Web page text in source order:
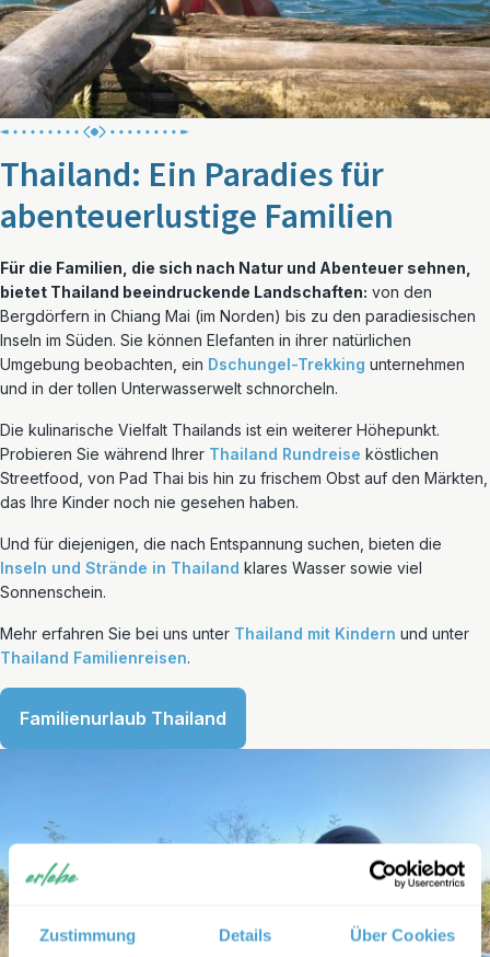
Zustimmung Details Über Cookies
Thailand: Ein Paradies für
abenteuerlustige Familien
Für die Familien, die sich nach Natur und Abenteuer sehnen,
bietet Thailand beeindruckende Landschaften: von den
Bergdörfern in Chiang Mai (im Norden) bis zu den paradiesischen
Inseln im Süden. Sie können Elefanten in ihrer natürlichen
Umgebung beobachten, ein Dschungel-Trekking unternehmen
und in der tollen Unterwasserwelt schnorcheln.
Die kulinarische Vielfalt Thailands ist ein weiterer Höhepunkt.
Probieren Sie während Ihrer Thailand Rundreise köstlichen
Streetfood, von Pad Thai bis hin zu frischem Obst auf den Märkten,
das Ihre Kinder noch nie gesehen haben.
Und für diejenigen, die nach Entspannung suchen, bieten die
Inseln und Strände in Thailand klares Wasser sowie viel
Sonnenschein.
Mehr erfahren Sie bei uns unter Thailand mit Kindern und unter
Thailand Familienreisen.
Familienurlaub Thailand